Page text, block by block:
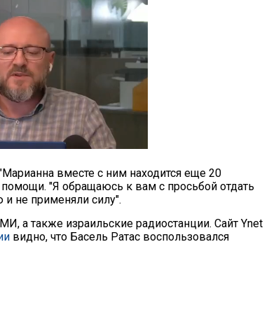
вместе с ним находится еще 20
помощи. "Я обращаюсь к вам с просьбой отдать
не применяли силу".
а также израильские радиостанции. Сайт Ynet
видно, что Басель Ратас воспользовался